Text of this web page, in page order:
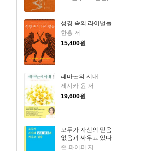
성경 속의 라이벌들
한홍 저
15,400원
레바논의 시내
제시카 윤 저
19,600원
모두가 자신의 믿음
없음과 싸우고 있다
존 파이퍼 저